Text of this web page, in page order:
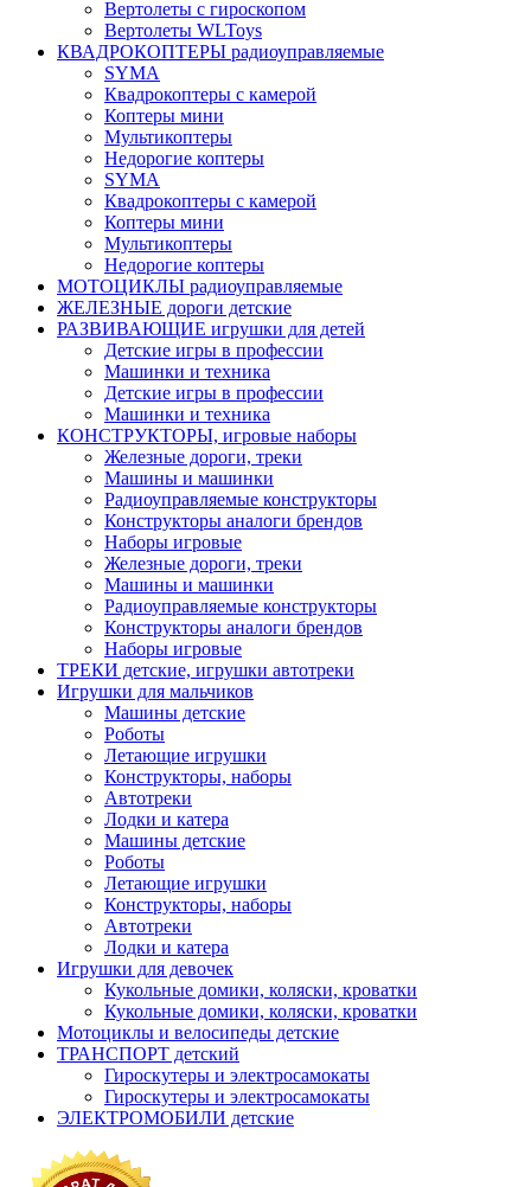
Вертолеты с гироскопом
Вертолеты WLToys
КВАДРОКОПТЕРЫ радиоуправляемые
SYMA
Квадрокоптеры с камерой
Коптеры мини
Мультикоптеры
Недорогие коптеры
SYMA
Квадрокоптеры с камерой
Коптеры мини
Мультикоптеры
Недорогие коптеры
МОТОЦИКЛЫ радиоуправляемые
ЖЕЛЕЗНЫЕ дороги детские
РАЗВИВАЮЩИЕ игрушки для детей
Детские игры в профессии
Машинки и техника
Детские игры в профессии
Машинки и техника
КОНСТРУКТОРЫ, игровые наборы
Железные дороги, треки
Машины и машинки
Радиоуправляемые конструкторы
Конструкторы аналоги брендов
Наборы игровые
Железные дороги, треки
Машины и машинки
Радиоуправляемые конструкторы
Конструкторы аналоги брендов
Наборы игровые
ТРЕКИ детские, игрушки автотреки
Игрушки для мальчиков
Машины детские
Роботы
Летающие игрушки
Конструкторы, наборы
Автотреки
Лодки и катера
Машины детские
Роботы
Летающие игрушки
Конструкторы, наборы
Автотреки
Лодки и катера
Игрушки для девочек
Кукольные домики, коляски, кроватки
Кукольные домики, коляски, кроватки
Мотоциклы и велосипеды детские
ТРАНСПОРТ детский
Гироскутеры и электросамокаты
Гироскутеры и электросамокаты
ЭЛЕКТРОМОБИЛИ детские